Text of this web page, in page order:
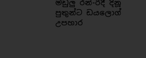
මඩුලු රන්-රිදී දිනූ
පුතුන්ට ඩයලොග්
උපහාර